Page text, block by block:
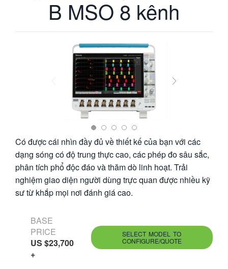
繁體中文B MSO 8 kênh
Có được cái nhìn đầy đủ về thiết kế của bạn với các
dạng sóng có độ trung thực cao, các phép đo sâu sắc,
phân tích phổ độc đáo và thăm dò linh hoạt. Trải
nghiệm giao diện người dùng trực quan được nhiều kỹ
sư từ khắp mọi nơi đánh giá cao.
BASE
PRICE
US $23,700
+
SELECT MODEL TO
CONFIGURE/QUOTE